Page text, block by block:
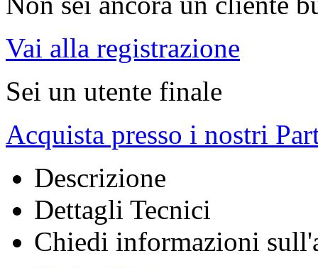
Vai alla registrazione
Sei un utente finale
Acquista presso i nostri
Descrizione
Dettagli Tecnici
Chiedi informazioni